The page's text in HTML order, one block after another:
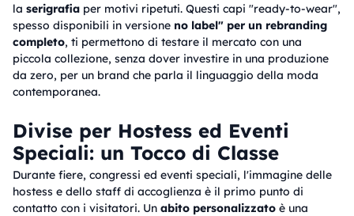
la serigrafia per motivi ripetuti. Questi capi "ready-to-wear",
spesso disponibili in versione no label" per un rebranding
completo, ti permettono di testare il mercato con una
piccola collezione, senza dover investire in una produzione
da zero, per un brand che parla il linguaggio della moda
contemporanea.
Divise per Hostess ed Eventi
Speciali: un Tocco di Classe
Durante fiere, congressi ed eventi speciali, l'immagine delle
hostess e dello staff di accoglienza è il primo punto di
contatto con i visitatori. Un abito personalizzato è una